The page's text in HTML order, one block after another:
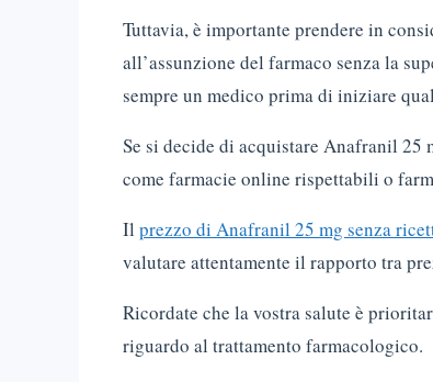
Tuttavia, è importante prendere in
all’assunzione del farmaco senza la
sempre un medico prima di iniziare
Se si decide di acquistare Anafranil
come farmacie online rispettabili o
Il prezzo di Anafranil 25 mg senza
valutare attentamente il rapporto tra
Ricordate che la vostra salute è
riguardo al trattamento farmacologico.